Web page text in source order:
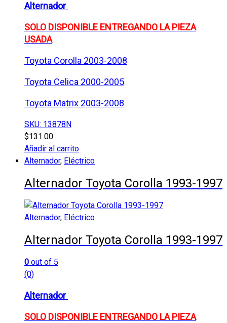
Alternador
SOLO DISPONIBLE ENTREGANDO LA PIEZA
USADA
Toyota Corolla 2003-2008
Toyota Celica 2000-2005
Toyota Matrix 2003-2008
SKU: 13878N
$131.00
Añadir al carrito
Alternador, Eléctrico
Alternador Toyota Corolla 1993-1997
Alternador, Eléctrico
Alternador Toyota Corolla 1993-1997
0 out of 5
(0)
Alternador
SOLO DISPONIBLE ENTREGANDO LA PIEZA